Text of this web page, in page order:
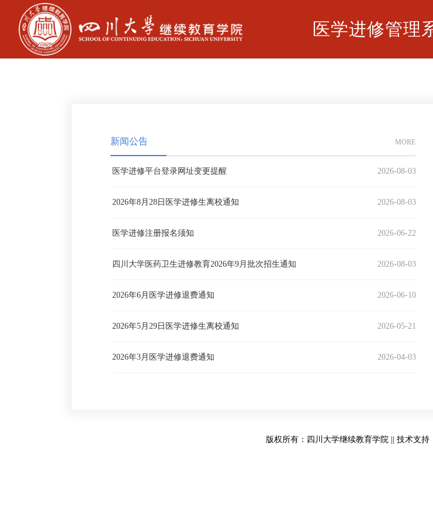
医学进修管理
新闻公告 MORE
医学进修平台登录网址变更提醒 2026-08-03
2026年8月28日医学进修生离校通知 2026-08-03
医学进修注册报名须知 2026-06-22
四川大学医药卫生进修教育2026年9月批次招生通知 2026-08-03
2026年6月医学进修退费通知 2026-06-10
2026年5月29日医学进修生离校通知 2026-05-21
2026年3月医学进修退费通知 2026-04-03
版权所有：四川大学继续教育学院 || 技术支持